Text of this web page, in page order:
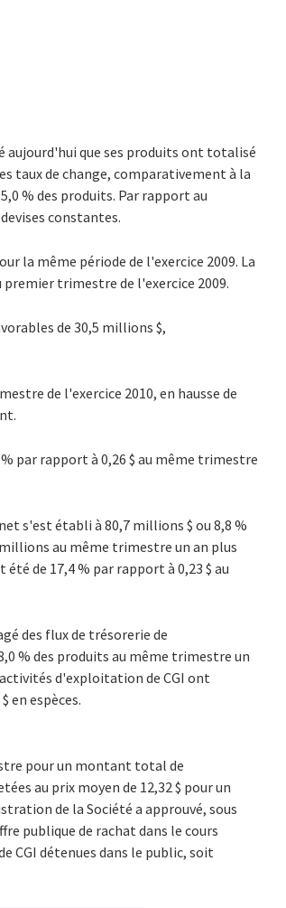
aujourd'hui que ses produits ont totalisé
taux de change, comparativement à la
% des produits. Par rapport au
constantes.
la même période de l'exercice 2009. La
trimestre de l'exercice 2009.
de 30,5 millions $,
de l'exercice 2010, en hausse de
par rapport à 0,26 $ au même trimestre
s'est établi à 80,7 millions $ ou 8,8 %
au même trimestre un an plus
de 17,4 % par rapport à 0,23 $ au
des flux de trésorerie de
% des produits au même trimestre un
d'exploitation de CGI ont
en espèces.
pour un montant total de
au prix moyen de 12,32 $ pour un
de la Société a approuvé, sous
publique de rachat dans le cours
CGI détenues dans le public, soit